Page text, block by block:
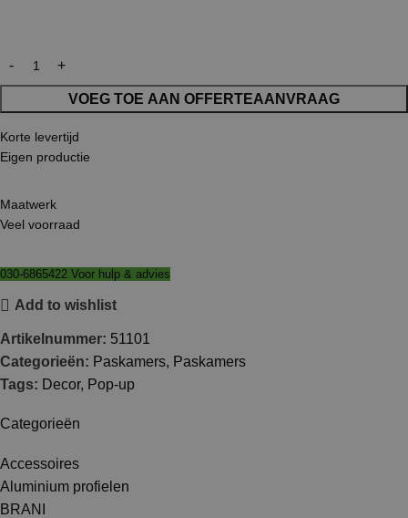
Categorieën
Accessoires
Aluminium profielen
BRANI
VOEG TOE AAN OFFERTEAANVRAAG
Korte levertijd
Eigen productie
Maatwerk
Veel voorraad
030-6865422 Voor hulp & advies
Add to wishlist
Artikelnummer: 51101
Categorieën: Paskamers, Paskamers
Tags: Decor, Pop-up